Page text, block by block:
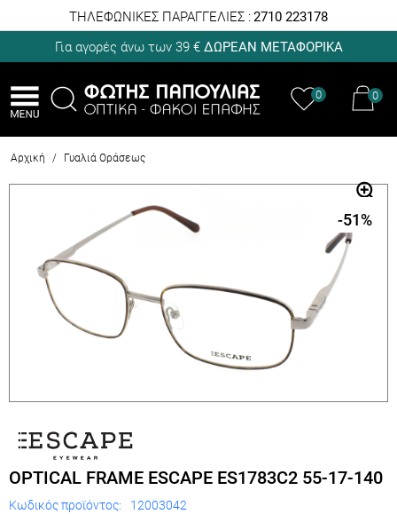
ΤΗΛΕΦΩΝΙΚΕΣ ΠΑΡΑΓΓΕΛΙΕΣ : 2710 223178
Για αγορές άνω των 39 € ΔΩΡΕΑΝ ΜΕΤΑΦΟΡΙΚΑ
0 0
Αρχική / Γυαλιά Οράσεως
-51%
OPTICAL FRAME ESCAPE ES1783C2 55-17-140
Κωδικός προϊόντος: 12003042